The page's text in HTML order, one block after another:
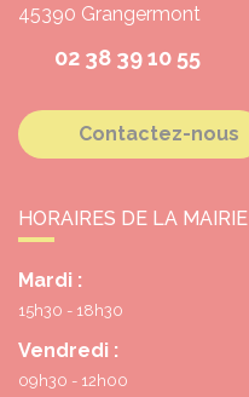
45390 Grangermont
02 38 39 10 55
Contactez-nous
HORAIRES DE LA MAIRIE
Mardi :
15h30 - 18h30
Vendredi :
09h30 - 12h00